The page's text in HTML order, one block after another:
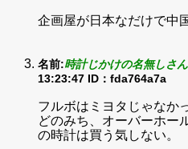
企画屋が日本なだけで中
名前:時計じかけの名無しさん
13:23:47 ID：fda764a7a
フルボはミヨタじゃなか
どのみち、オーバーホー
の時計は買う気しない。